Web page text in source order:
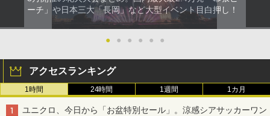
ーチ」や日本三大「長岡」など大型イベント目白押し！
● ● ● ● ● ●
アクセスランキング
1時間 24時間 1週間 1カ月
ユニクロ、今日から「お盆特別セール」。涼感シアサッカーワン